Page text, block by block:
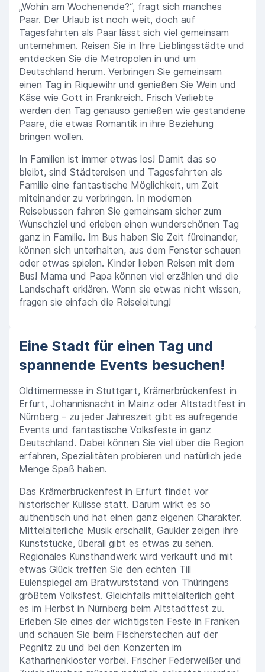
„Wohin am Wochenende?“, fragt sich manches
Paar. Der Urlaub ist noch weit, doch auf
Tagesfahrten als Paar lässt sich viel gemeinsam
unternehmen. Reisen Sie in Ihre Lieblingsstädte und
entdecken Sie die Metropolen in und um
Deutschland herum. Verbringen Sie gemeinsam
einen Tag in Riquewihr und genießen Sie Wein und
Käse wie Gott in Frankreich. Frisch Verliebte
werden den Tag genauso genießen wie gestandene
Paare, die etwas Romantik in ihre Beziehung
bringen wollen.
In Familien ist immer etwas los! Damit das so
bleibt, sind Städtereisen und Tagesfahrten als
Familie eine fantastische Möglichkeit, um Zeit
miteinander zu verbringen. In modernen
Reisebussen fahren Sie gemeinsam sicher zum
Wunschziel und erleben einen wunderschönen Tag
ganz in Familie. Im Bus haben Sie Zeit füreinander,
können sich unterhalten, aus dem Fenster schauen
oder etwas spielen. Kinder lieben Reisen mit dem
Bus! Mama und Papa können viel erzählen und die
Landschaft erklären. Wenn sie etwas nicht wissen,
fragen sie einfach die Reiseleitung!
Eine Stadt für einen Tag und
spannende Events besuchen!
Oldtimermesse in Stuttgart, Krämerbrückenfest in
Erfurt, Johannisnacht in Mainz oder Altstadtfest in
Nürnberg – zu jeder Jahreszeit gibt es aufregende
Events und fantastische Volksfeste in ganz
Deutschland. Dabei können Sie viel über die Region
erfahren, Spezialitäten probieren und natürlich jede
Menge Spaß haben.
Das Krämerbrückenfest in Erfurt findet vor
historischer Kulisse statt. Darum wirkt es so
authentisch und hat einen ganz eigenen Charakter.
Mittelalterliche Musik erschallt, Gaukler zeigen ihre
Kunststücke, überall gibt es etwas zu sehen.
Regionales Kunsthandwerk wird verkauft und mit
etwas Glück treffen Sie den echten Till
Eulenspiegel am Bratwurststand von Thüringens
größtem Volksfest. Gleichfalls mittelalterlich geht
es im Herbst in Nürnberg beim Altstadtfest zu.
Erleben Sie eines der wichtigsten Feste in Franken
und schauen Sie beim Fischerstechen auf der
Pegnitz zu und bei den Konzerten im
Katharinenkloster vorbei. Frischer Federweißer und